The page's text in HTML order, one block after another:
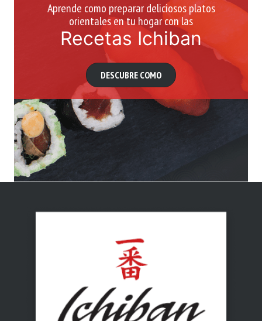
Aprende como preparar deliciosos platos
orientales en tu hogar con las
Recetas Ichiban
DESCUBRE COMO